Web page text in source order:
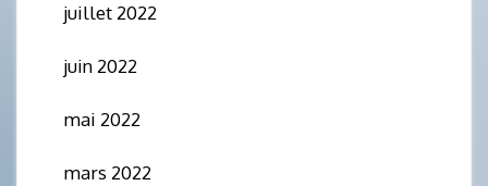
juillet 2022
juin 2022
mai 2022
mars 2022